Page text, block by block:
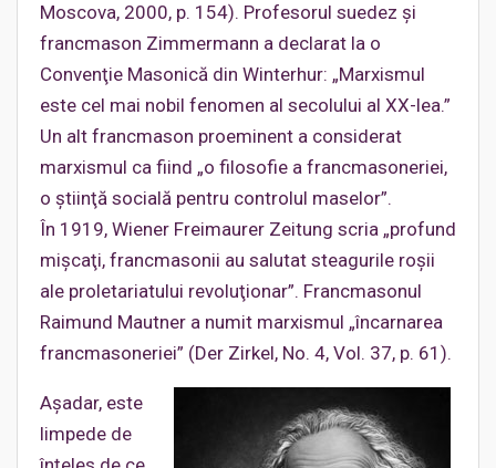
Moscova, 2000, p. 154). Profesorul suedez şi
francmason Zimmermann a declarat la o
Convenţie Masonică din Winterhur: „Marxismul
este cel mai nobil fenomen al secolului al XX-lea.”
Un alt francmason proeminent a considerat
marxismul ca fiind „o filosofie a francmasoneriei,
o ştiinţă socială pentru controlul maselor”.
În 1919, Wiener Freimaurer Zeitung scria „profund
mişcaţi, francmasonii au salutat steagurile roşii
ale proletariatului revoluţionar”. Francmasonul
Raimund Mautner a numit marxismul „încarnarea
francmasoneriei” (Der Zirkel, No. 4, Vol. 37, p. 61).
Aşadar, este
limpede de